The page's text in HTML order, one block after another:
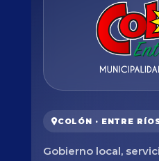
COLÓN · ENTRE
Gobierno local,